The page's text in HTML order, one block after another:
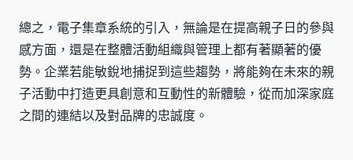
總之，電子集章系統的引入，無論是在提高親子日的參與
感方面，還是在整體活動組織與管理上都有著顯著的優
勢。企業若能敏銳地捕捉到這些趨勢，將能夠在未來的親
子活動中打造更具創意和互動性的新體驗，從而加深家庭
之間的連結以及對品牌的忠誠度。